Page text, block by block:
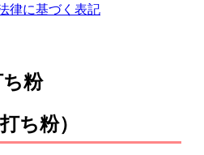
律に基づく表記
粉
ち粉）